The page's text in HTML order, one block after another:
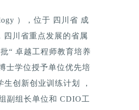
），位于 四川省 成
四川省重点发展的省属
“ 卓越工程师教育培养
士学位授予单位优先培
创新创业训练计划 ，
副组长单位和 CDIO工